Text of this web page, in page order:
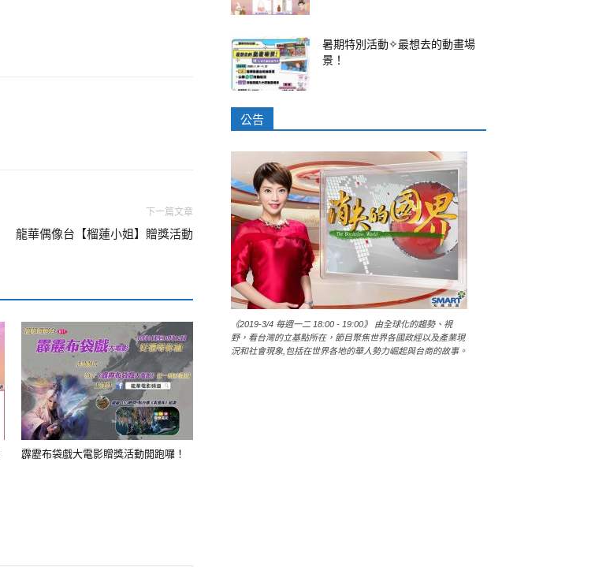
下一篇文章
龍華偶像台【榴蓮小姐】贈獎活動
霹靂布袋戲大電影贈獎活動開跑囉！
暑期特別活動✧最想去的動畫場
景！
公告
《2019-3/4 每週一二 18:00 - 19:00》 由全球化的趨勢、視
野，看台灣的立基點所在，節目聚焦世界各國政經以及產業現
況和社會現象,包括在世界各地的華人勢力崛起與台商的故事。